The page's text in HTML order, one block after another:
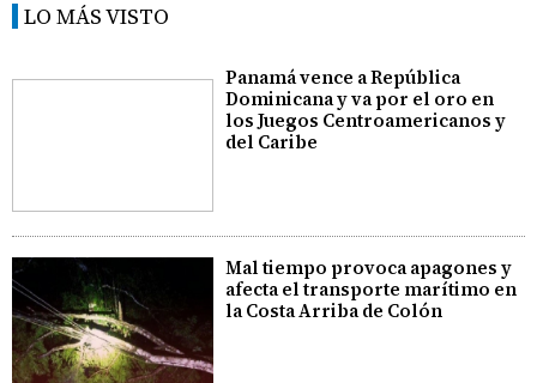
LO MÁS VISTO
Panamá vence a República
Dominicana y va por el oro en
los Juegos Centroamericanos y
del Caribe
Mal tiempo provoca apagones y
afecta el transporte marítimo en
la Costa Arriba de Colón